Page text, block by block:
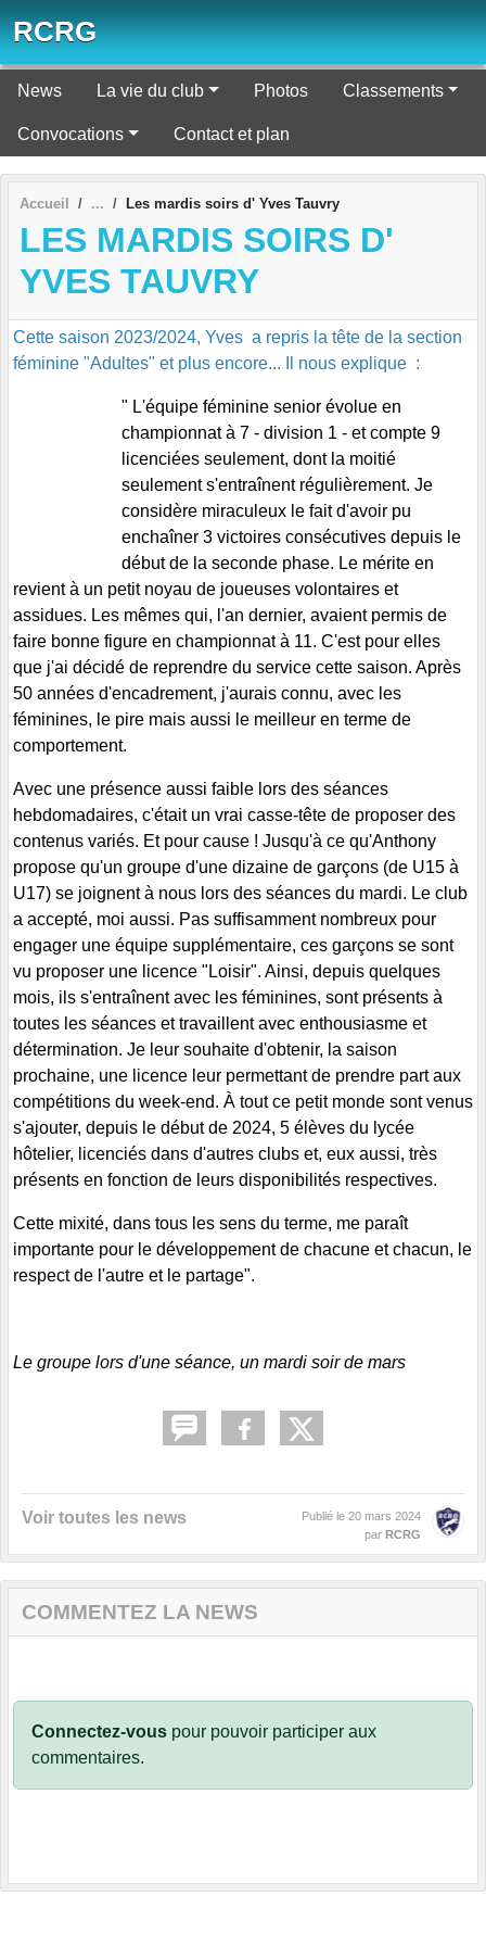
RCRG
News La vie du club Photos Classements
Convocations Contact et plan
Accueil Les mardis soirs d' Yves Tauvry
LES MARDIS SOIRS D'
YVES TAUVRY
Cette saison 2023/2024, Yves a repris la tête de la section
féminine "Adultes" et plus encore... Il nous explique :
" L'équipe féminine senior évolue en
championnat à 7 - division 1 - et compte 9
licenciées seulement, dont la moitié
seulement s'entraînent régulièrement. Je
considère miraculeux le fait d'avoir pu
enchaîner 3 victoires consécutives depuis le
début de la seconde phase. Le mérite en
revient à un petit noyau de joueuses volontaires et
assidues. Les mêmes qui, l'an dernier, avaient permis de
faire bonne figure en championnat à 11. C'est pour elles
que j'ai décidé de reprendre du service cette saison. Après
50 années d'encadrement, j'aurais connu, avec les
féminines, le pire mais aussi le meilleur en terme de
comportement.
Avec une présence aussi faible lors des séances
hebdomadaires, c'était un vrai casse-tête de proposer des
contenus variés. Et pour cause ! Jusqu'à ce qu'Anthony
propose qu'un groupe d'une dizaine de garçons (de U15 à
U17) se joignent à nous lors des séances du mardi. Le club
a accepté, moi aussi. Pas suffisamment nombreux pour
engager une équipe supplémentaire, ces garçons se sont
vu proposer une licence "Loisir". Ainsi, depuis quelques
mois, ils s'entraînent avec les féminines, sont présents à
toutes les séances et travaillent avec enthousiasme et
détermination. Je leur souhaite d'obtenir, la saison
prochaine, une licence leur permettant de prendre part aux
compétitions du week-end. À tout ce petit monde sont venus
s'ajouter, depuis le début de 2024, 5 élèves du lycée
hôtelier, licenciés dans d'autres clubs et, eux aussi, très
présents en fonction de leurs disponibilités respectives.
Cette mixité, dans tous les sens du terme, me paraît
importante pour le développement de chacune et chacun, le
respect de l'autre et le partage".
Le groupe lors d'une séance, un mardi soir de mars
Voir toutes les news Publié le 20 mars 2024
par RCRG
COMMENTEZ LA NEWS
Connectez-vous pour pouvoir participer aux
commentaires.